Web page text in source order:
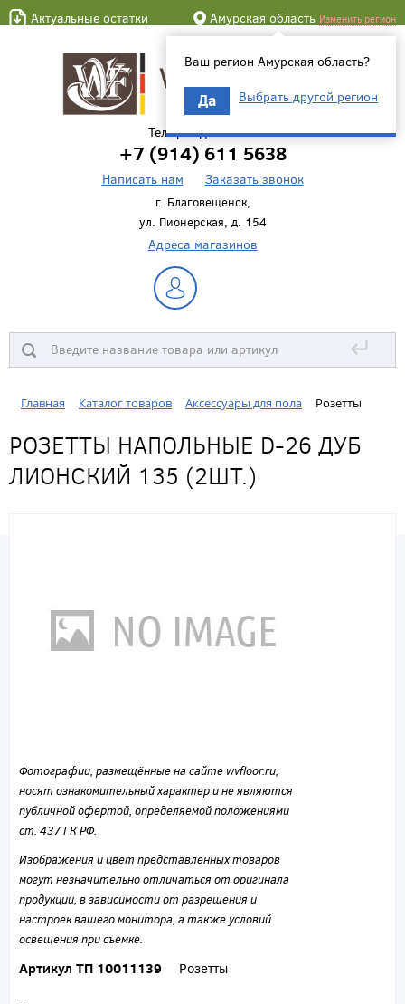
Актуальные остатки Амурская область Изменить регион
Ваш регион Амурская область?
Да Выбрать другой регион
Телефон для связи
+7 (914) 611 5638
Написать нам Заказать звонок
г. Благовещенск,
ул. Пионерская, д. 154
Адреса магазинов
↵
Главная Каталог товаров Аксессуары для пола Розетты
РОЗЕТТЫ НАПОЛЬНЫЕ D-26 ДУБ
ЛИОНСКИЙ 135 (2ШТ.)
Фотографии, размещённые на сайте wvfloor.ru,
носят ознакомительный характер и не являются
публичной офертой, определяемой положениями
ст. 437 ГК РФ.
Изображения и цвет представленных товаров
могут незначительно отличаться от оригинала
продукции, в зависимости от разрешения и
настроек вашего монитора, а также условий
освещения при съемке.
Артикул ТП 10011139 Розетты